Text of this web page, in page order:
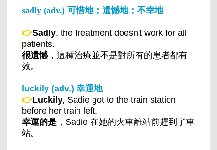
sadly (adv.) 可惜地；遺憾地；不幸地
👉Sadly, the treatment doesn't work for all
patients.
很遺憾 ，這種治療並不是對所有的患者都有
效。
luckily (adv.) 幸運地
👉Luckily, Sadie got to the train station
before her train left.
幸運的是 ，Sadie 在她的火車離站前趕到了車
站。